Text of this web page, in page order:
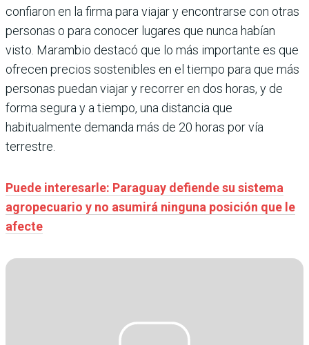
confiaron en la firma para viajar y encontrarse con otras
personas o para conocer lugares que nunca habían
visto. Marambio destacó que lo más importante es que
ofrecen precios sostenibles en el tiempo para que más
personas puedan viajar y recorrer en dos horas, y de
forma segura y a tiempo, una distancia que
habitualmente demanda más de 20 horas por vía
terrestre.
Puede interesarle: Paraguay defiende su sistema
agropecuario y no asumirá ninguna posición que le
afecte